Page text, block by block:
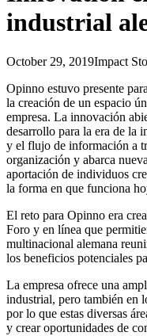
industrial
October 29, 2019Impact
Opinno estuvo presente
la creación de un espacio
empresa. La innovación
desarrollo para la era de la
y el flujo de información a
organización y abarca
aportación de individuos
la forma en que funciona
El reto para Opinno era
Foro y en línea que
multinacional alemana
los beneficios potenciales
La empresa ofrece una
industrial, pero también en
por lo que estas diversas
y crear oportunidades de